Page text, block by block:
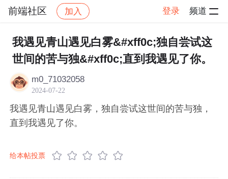
前端社区 加入 登录 频道
社区 前端社区 感慨 帖子详情
我遇见青山遇见白雾&#xff0c;独自尝试这
世间的苦与独&#xff0c;直到我遇见了你。
m0_71032058
2024-07-22
我遇见青山遇见白雾，独自尝试这世间的苦与独，
直到我遇见了你。
给本帖投票